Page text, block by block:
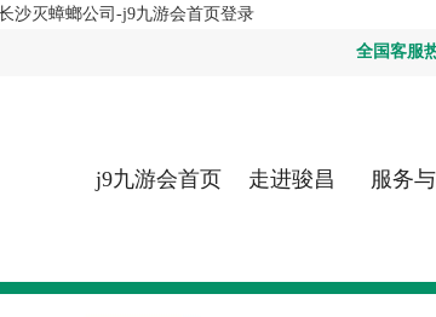
沙灭蟑螂公司-j9九游会首页登录
全国客服
j9九游会首页 走进骏昌 服务